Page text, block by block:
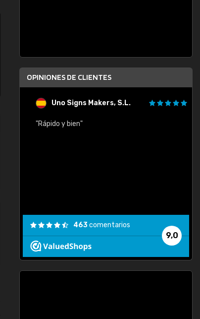
OPINIONES DE CLIENTES
Uno Signs Makers, S.L.
"Rápido y bien"
9,0
463comentarios